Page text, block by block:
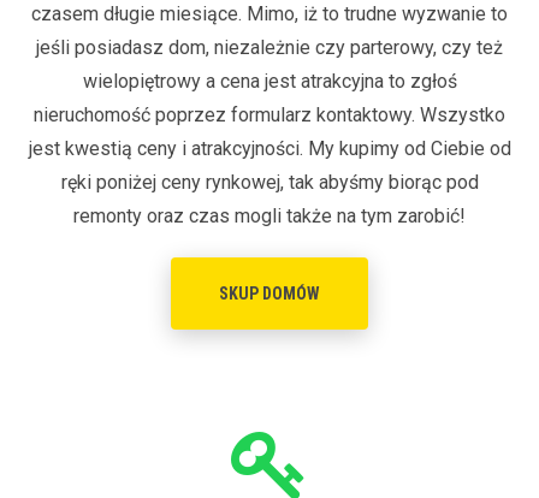
czasem długie miesiące. Mimo, iż to trudne wyzwanie to
jeśli posiadasz dom, niezależnie czy parterowy, czy też
wielopiętrowy a cena jest atrakcyjna to zgłoś
nieruchomość poprzez formularz kontaktowy. Wszystko
jest kwestią ceny i atrakcyjności. My kupimy od Ciebie od
ręki poniżej ceny rynkowej, tak abyśmy biorąc pod
remonty oraz czas mogli także na tym zarobić!
SKUP DOMÓW